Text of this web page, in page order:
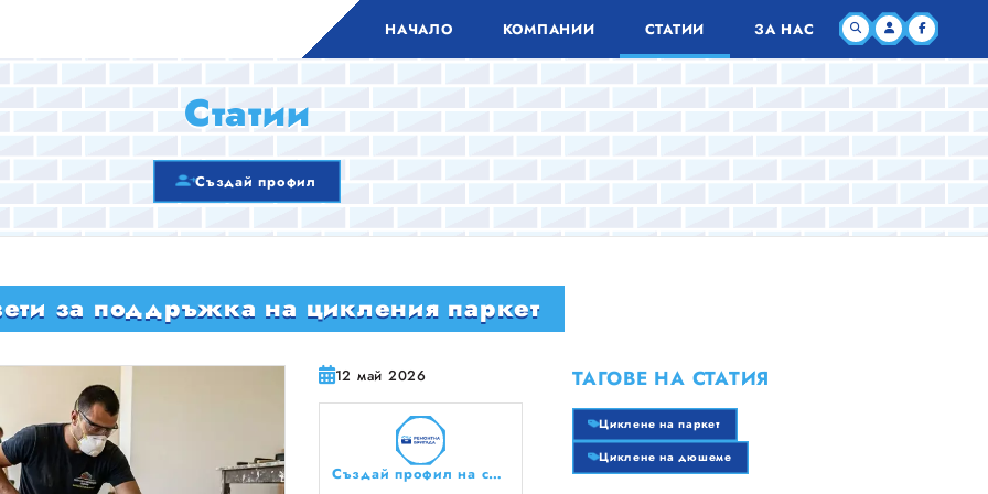
НАЧАЛО КОМПАНИИ СТАТИИ ЗА НАС
Статии
Създай профил
за поддръжка на цикления паркет
12 май 2026
Създай профил на своя строителен бизнес тук безплатно!
ТАГОВЕ НА СТАТИЯ
Циклене на паркет
Циклене на дюшеме